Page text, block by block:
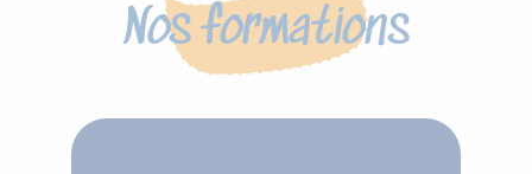
Nos formations